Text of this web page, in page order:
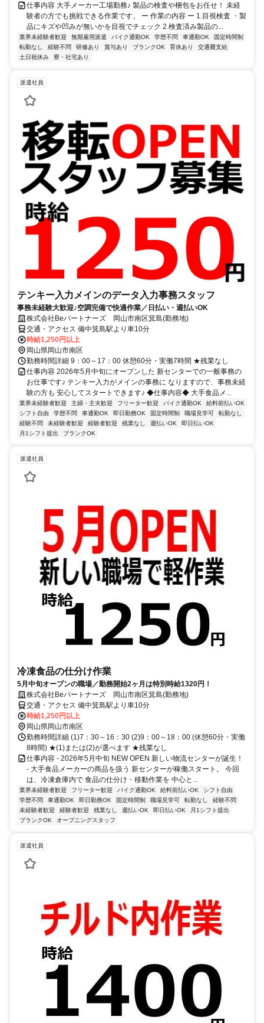
仕事内容 大手メーカー工場勤務♪ 製品の検査や梱包をお任せ！ 未経
験者の方でも挑戦できる作業です。 ー 作業の内容 ー 1.目視検査 ・製
品にキズや凹みが無いかを目視でチェック 2.検査済み製品の...
業界未経験者歓迎 無期雇用派遣 バイク通勤OK 学歴不問 車通勤OK
固定時間制
転勤なし
経験不問 研修あり 賞与あり ブランクOK 育休あり
交通費支給
土日祝休み
寮・社宅あり
派遣社員
テンキー入力メインのデータ入力事務スタッフ
事務未経験大歓迎♪空調完備で快適作業／日払い・週払いOK
株式会社Beパートナーズ 岡山市南区箕島(勤務地)
交通・アクセス 備中箕島駅より車10分
時給1,250円以上
岡山県岡山市南区
勤務時間詳細 9：00～17：00 休憩60分・実働7時間 ★残業なし
仕事内容 2026年5月中旬にオープンした 新センターでの一般事務の
お仕事です♪ テンキー入力がメインの事務に なりますので、事務未経
験の方も 安心してスタートできます♪ ◆仕事内容◆ 大手食品メ...
業界未経験者歓迎 主婦・主夫歓迎 フリーター歓迎 バイク通勤OK
給料前払いOK
シフト自由
学歴不問 車通勤OK 即日勤務OK 固定時間制 職場見学可
転勤なし
経験不問
未経験者歓迎 経験者歓迎 残業なし 週払いOK
即日払いOK
月1シフト提出
ブランクOK
派遣社員
冷凍食品の仕分け作業
5月中旬オープンの職場／勤務開始2ヶ月は特別時給1320円！
株式会社Beパートナーズ 岡山市南区箕島(勤務地)
交通・アクセス 備中箕島駅より車10分
時給1,250円以上
岡山県岡山市南区
勤務時間詳細 (1)7：30～16：30 (2)9：00～18：00 (休憩60分・実働
8時間) ★(1)または(2)が選べます ★残業なし
仕事内容 - 2026年5月中旬 NEW OPEN 新しい物流センターが誕生！
- 大手食品メーカーの商品を扱う 新センターが稼働スタート。 今回
は、冷凍倉庫内で 食品の仕分け・移動作業を 中心と...
業界未経験者歓迎 フリーター歓迎 バイク通勤OK 給料前払いOK
シフト自由
学歴不問
車通勤OK 即日勤務OK 固定時間制 職場見学可 転勤なし
経験不問
未経験者歓迎
経験者歓迎 残業なし 週払いOK 即日払いOK
月1シフト提出
ブランクOK
オープニングスタッフ
派遣社員